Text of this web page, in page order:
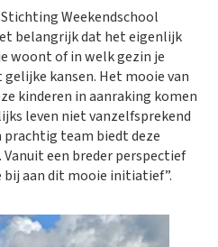
Weekendschool
belangrijk dat het eigenlijk
woont of in welk gezin je
kansen. Het mooie van
kinderen in aanraking komen
leven niet vanzelfsprekend
prachtig team biedt deze
een breder perspectief
aan dit mooie initiatief”.